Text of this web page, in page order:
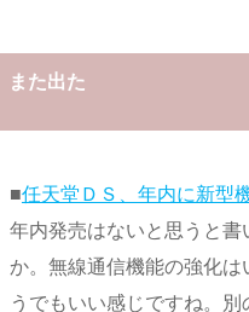
また出た
■任天堂ＤＳ、年内に新型
年内発売はないと思うと
か。無線通信機能の強化
うでもいい感じですね。